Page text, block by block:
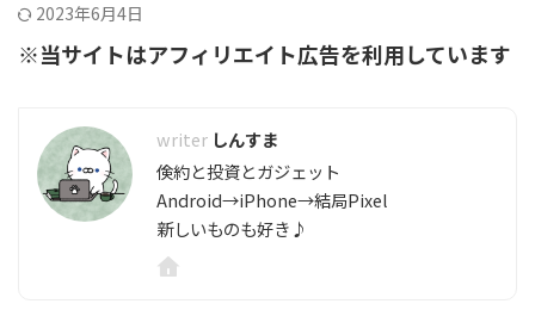
2023年6月4日
※当サイトはアフィリエイト広告を利用しています
しんすま
倹約と投資とガジェット
Android→iPhone→結局Pixel
新しいものも好き♪